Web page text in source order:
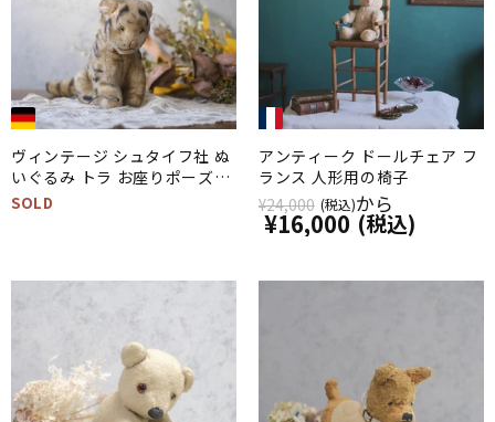
ヴィンテージ シュタイフ社 ぬ
いぐるみ トラ お座りポーズ
（Sitting Tiger） ドイツ
SOLD
アンティーク ドールチェア フ
ランス 人形用の椅子
¥24,000 (税込)から
¥16,000 (税込)